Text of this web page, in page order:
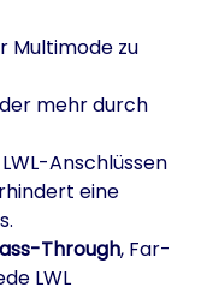
Multimode zu
mehr durch
Anschlüssen
eine
Through, Far-
LWL